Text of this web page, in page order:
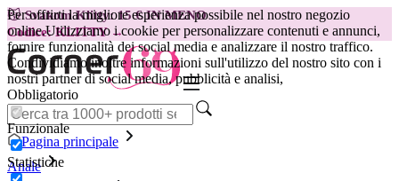
Per offrirti la migliore esperienza possibile nel nostro negozio
online.Utilizziamo i cookie per personalizzare contenuti e annunci,
fornire funzionalità dei social media e analizzare il nostro traffico.
Condividiamo inoltre informazioni sull'utilizzo del nostro sito con i
nostri partner di social media, pubblicità e analisi,
Obbligatorio
Funzionale
Statistiche
😽Svakom Klitty: 15 € IN MENO
Codice: KLITTY →
Pagina principale
Anale